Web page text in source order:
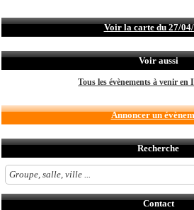
Voir la carte du 27/
Voir aussi
Tous les évènements à venir en
Annoncer un
Recherche
Contact